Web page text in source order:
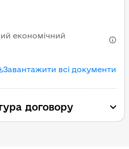
економічний
Завантажити всі документи
договору